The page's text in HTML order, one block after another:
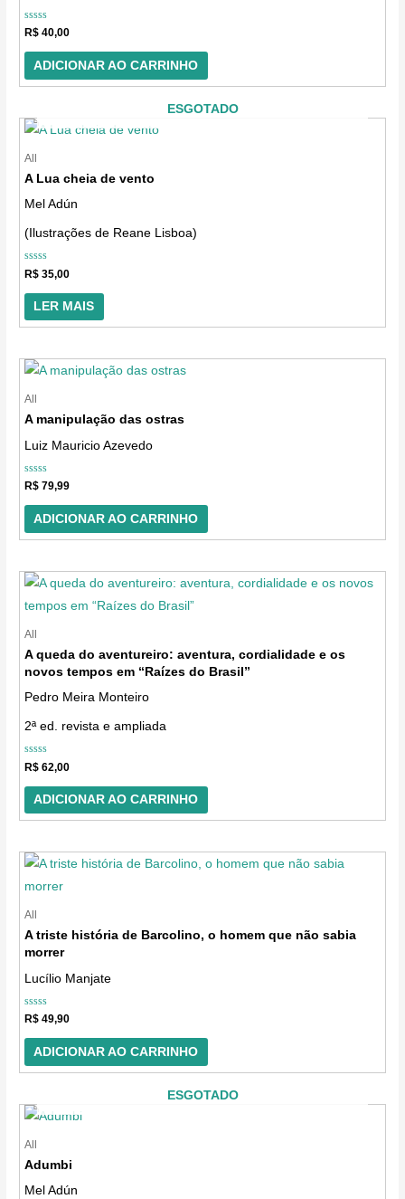
Avaliação
de
R$ 40,00
ADICIONAR AO CARRINHO
ESGOTADO
All
A Lua cheia de vento
Mel Adún
(Ilustrações de Reane Lisboa)
Avaliação
0
de
R$ 35,00
LER MAIS
All
A manipulação das ostras
Luiz Mauricio Azevedo
Avaliação
de
R$ 79,99
ADICIONAR AO CARRINHO
All
A queda do aventureiro: aventura, cordialidade e os
novos tempos em “Raízes do Brasil”
Pedro Meira Monteiro
2ª ed. revista e ampliada
Avaliação
0
de
R$ 62,00
ADICIONAR AO CARRINHO
All
A triste história de Barcolino, o homem que não sabia
morrer
Lucílio Manjate
Avaliação
de
R$ 49,90
ADICIONAR AO CARRINHO
ESGOTADO
All
Adumbi
Mel Adún
a
g